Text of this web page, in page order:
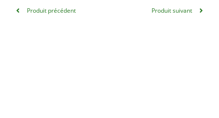
Produit précédent Produit suivant